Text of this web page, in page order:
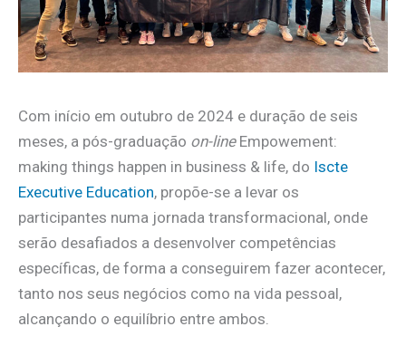
Com início em outubro de 2024 e duração de seis
meses, a pós-graduação on-lineEmpowement:
making things happen in business & life, do Iscte
Executive Education, propõe-se a levar os
participantes numa jornada transformacional, onde
serão desafiados a desenvolver competências
específicas, de forma a conseguirem fazer acontecer,
tanto nos seus negócios como na vida pessoal,
alcançando o equilíbrio entre ambos.